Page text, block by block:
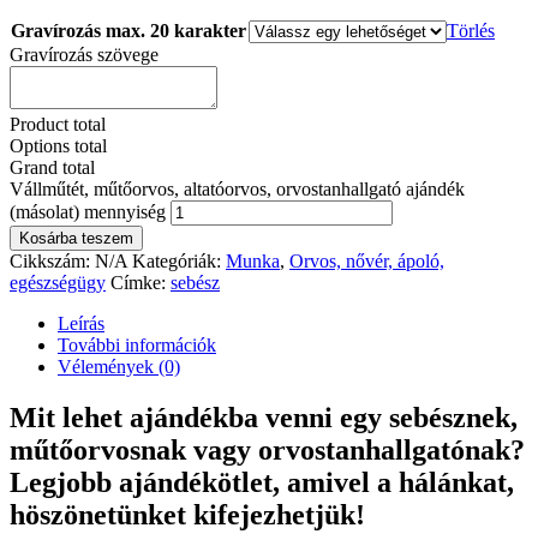
Gravírozás max. 20 karakter
Törlés
Gravírozás szövege
Product total
Options total
Grand total
Vállműtét, műtőorvos, altatóorvos, orvostanhallgató ajándék
(másolat) mennyiség
Kosárba teszem
Cikkszám: N/A Kategóriák: Munka, Orvos, nővér, ápoló,
egészségügy Címke: sebész
Leírás
További információk
Vélemények (0)
Mit lehet ajándékba venni egy sebésznek,
műtőorvosnak vagy orvostanhallgatónak?
Legjobb ajándékötlet, amivel a hálánkat,
höszönetünket kifejezhetjük!